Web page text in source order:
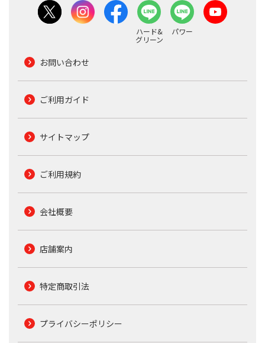
ハード&
グリーン
パワー
お問い合わせ
ご利用ガイド
サイトマップ
ご利用規約
会社概要
店舗案内
特定商取引法
プライバシーポリシー